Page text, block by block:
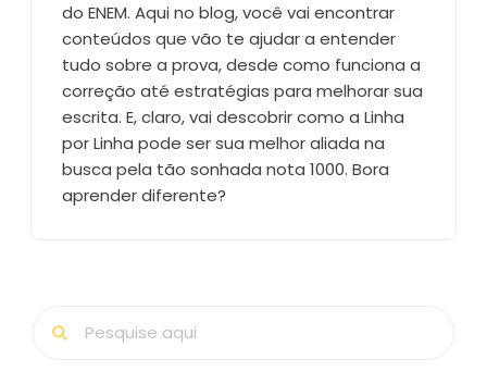
do ENEM. Aqui no blog, você vai encontrar
conteúdos que vão te ajudar a entender
tudo sobre a prova, desde como funciona a
correção até estratégias para melhorar sua
escrita. E, claro, vai descobrir como a Linha
por Linha pode ser sua melhor aliada na
busca pela tão sonhada nota 1000. Bora
aprender diferente?